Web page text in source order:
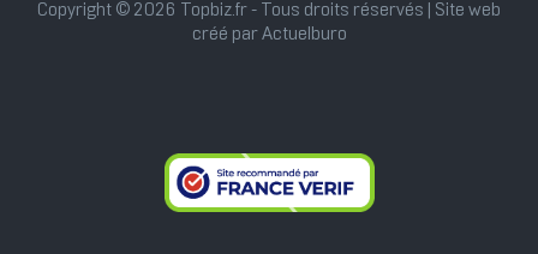
Copyright © 2026 Topbiz.fr - Tous droits réservés | Site web
créé par Actuelburo